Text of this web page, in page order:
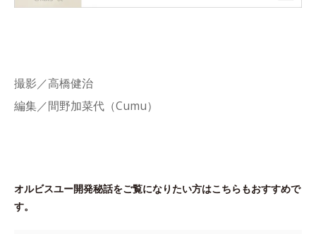
撮影／高橋健治
編集／間野加菜代（Cumu）
オルビスユー開発秘話をご覧になりたい方はこちらもおすすめで
す。